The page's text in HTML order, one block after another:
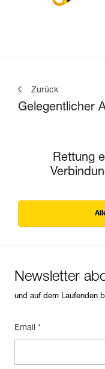
Zurück
Gelegentlicher
Rettung
Newsletter
und auf dem Laufenden
Email *